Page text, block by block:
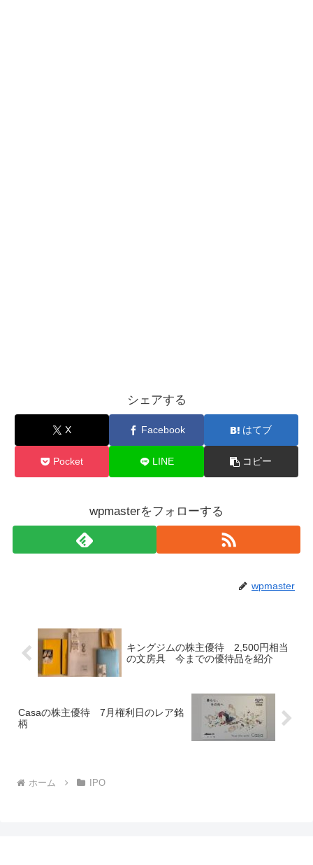
シェアする
X Facebook はてブ
Pocket LINE コピー
wpmasterをフォローする
wpmaster
キングジムの株主優待 2,500円相当
の文房具 今までの優待品を紹介
Casaの株主優待 7月権利日のレア銘
柄
ホーム IPO